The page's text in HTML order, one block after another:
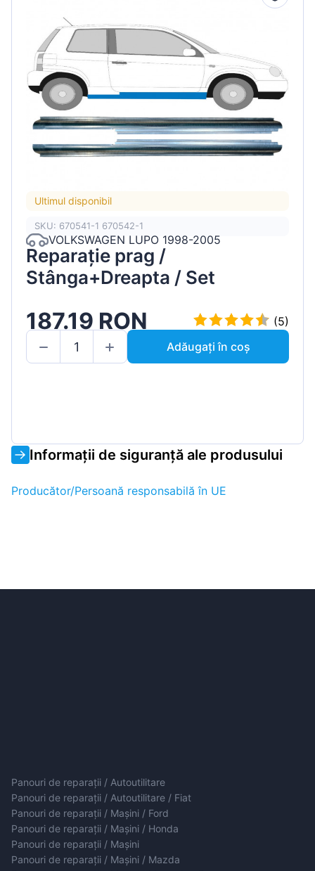
Ultimul disponibil
SKU: 670541-1 670542-1
VOLKSWAGEN LUPO 1998-2005
Reparație prag /
Stânga+Dreapta / Set
187.19 RON
(5)
Adăugați în coș
Informații de siguranță ale produsului
Producător/Persoană responsabilă în UE
Panouri de reparații / Autoutilitare
Panouri de reparații / Autoutilitare / Fiat
Panouri de reparații / Mașini / Ford
Panouri de reparații / Mașini / Honda
Panouri de reparații / Mașini
Panouri de reparații / Mașini / Mazda